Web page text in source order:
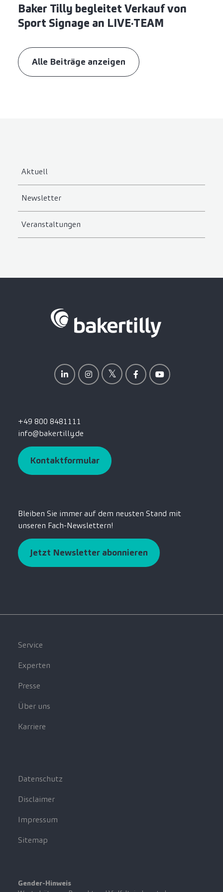
Baker Tilly begleitet Verkauf von
Sport Signage an LIVE·TEAM
Alle Beiträge anzeigen
Aktuell
Newsletter
Veranstaltungen
+49 800 8481111
info@bakertilly.de
Kontaktformular
Bleiben Sie immer auf dem neusten Stand mit
unseren Fach-Newslettern!
Jetzt Newsletter abonnieren
Service
Experten
Presse
Über uns
Karriere
Datenschutz
Disclaimer
Impressum
Sitemap
Gender-Hinweis